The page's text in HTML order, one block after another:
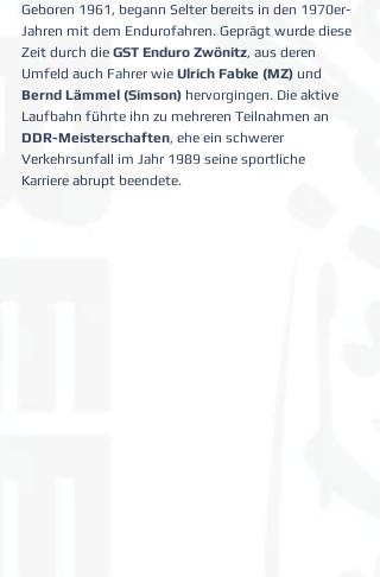
Geboren 1961, begann Selter bereits in den 1970er-
Jahren mit dem Endurofahren. Geprägt wurde diese
Zeit durch die GST Enduro Zwönitz, aus deren
Umfeld auch Fahrer wie Ulrich Fabke (MZ) und
Bernd Lämmel (Simson) hervorgingen. Die aktive
Laufbahn führte ihn zu mehreren Teilnahmen an
DDR-Meisterschaften, ehe ein schwerer
Verkehrsunfall im Jahr 1989 seine sportliche
Karriere abrupt beendete.